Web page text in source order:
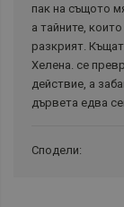
пак на същото
а тайните,
разкрият.
Хелена. се
действие, а
дървета едва
Сподели: